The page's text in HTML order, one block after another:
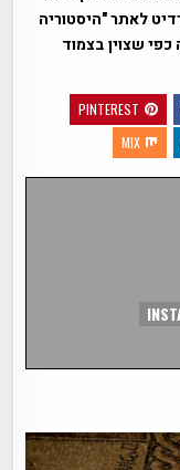
לאתר "היסטוריה
שצוין בצמוד
PINTEREST
MIX